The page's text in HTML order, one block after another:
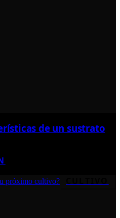
de un sustrato